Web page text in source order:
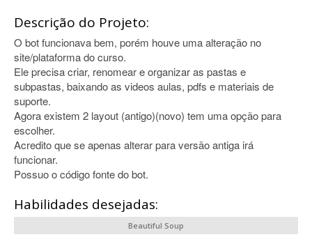
Descrição do Projeto:
O bot funcionava bem, porém houve uma alteração no
site/plataforma do curso.
Ele precisa criar, renomear e organizar as pastas e
subpastas, baixando as videos aulas, pdfs e materiais de
suporte.
Agora existem 2 layout (antigo)(novo) tem uma opção para
escolher.
Acredito que se apenas alterar para versão antiga irá
funcionar.
Possuo o código fonte do bot.
Habilidades desejadas:
Beautiful Soup